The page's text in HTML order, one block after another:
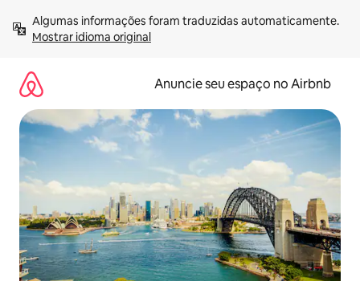
para
Mostrar idioma original
Anuncie seu espaço no Airbnb